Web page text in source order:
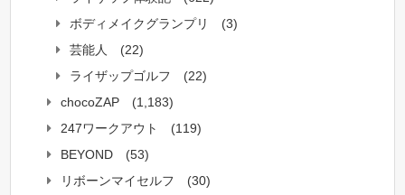
ボディメイクグランプリ
(3)
芸能人
(22)
ライザップゴルフ
(22)
chocoZAP
(1,183)
247ワークアウト
(119)
BEYOND
(53)
リボーンマイセルフ
(30)